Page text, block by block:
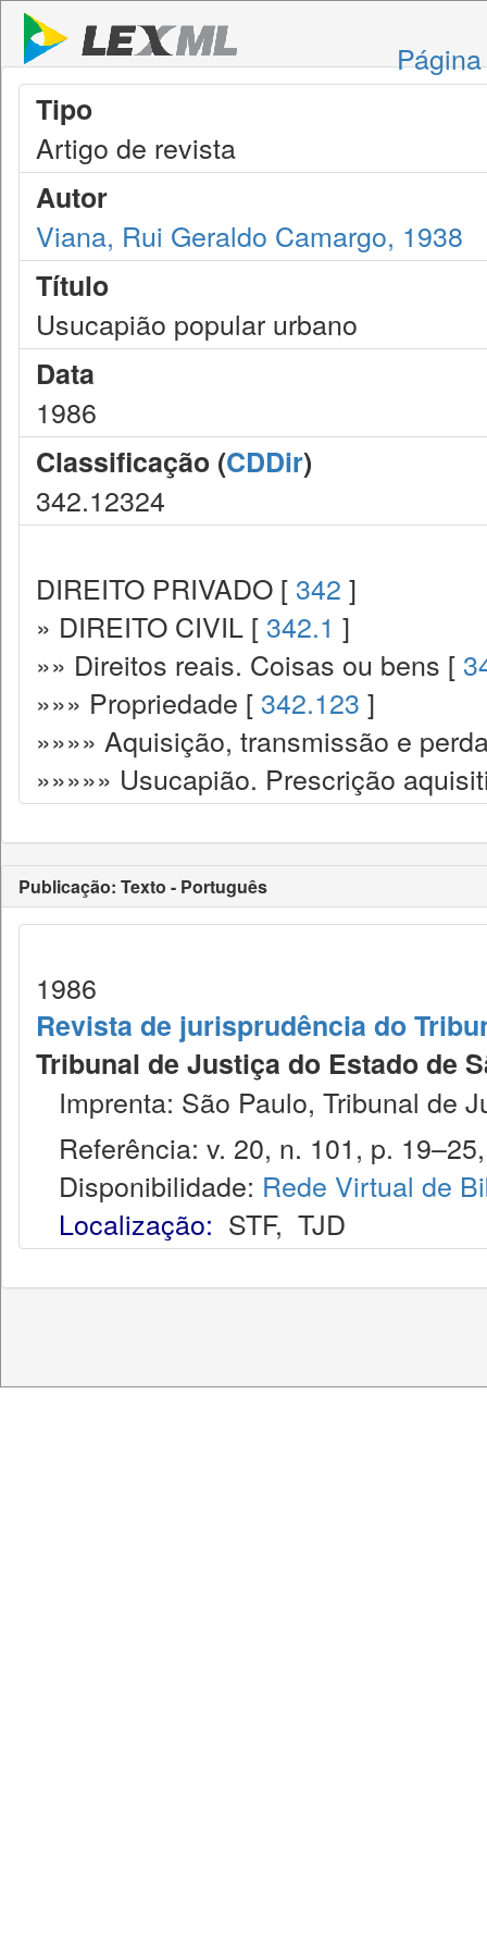
Tipo
Artigo de revista
Autor
Viana, Rui Geraldo Camargo, 1938
Título
Usucapião popular urbano
Data
1986
Classificação (CDDir)
342.12324
DIREITO PRIVADO [ 342 ]
» DIREITO CIVIL [ 342.1 ]
»» Direitos reais. Coisas ou bens [
»»» Propriedade [ 342.123 ]
»»»» Aquisição, transmissão e
»»»»» Usucapião. Prescrição
Publicação: Texto - Português
1986
Revista de jurisprudência do
Tribunal de Justiça do Estado de
Imprenta: São Paulo, Tribunal de
Referência: v. 20, n. 101, p.
Disponibilidade: Rede Virtual de
Localização: STF, TJD